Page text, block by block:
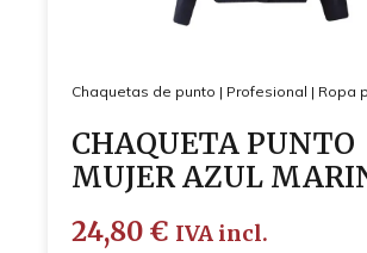
Chaquetas de punto | Profesional | Ropa
CHAQUETA PUNTO
MUJER AZUL
24,80 € IVA incl.